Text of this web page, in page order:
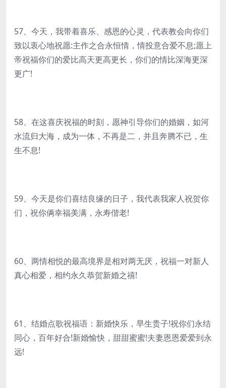
57、今天，我带着喜乐、感恩的心灵，代表教会向你们
致以衷心地祝愿:主作之合永恒情，情投意合爱不息;愿上
帝祝福你们的爱比高天更高更长，你们的情比深海更深
更广!
58、在这喜庆祝福的时刻，愿神引导你们的婚姻，如河
水流归大海，成为一体，不再是二，并且奔腾不已，生
生不息!
59、今天是你们喜结良缘的日子，我代表我家人祝贺你
们，祝你俩幸福美满，永寿偕老!
60、两情相悦的最高境界是相对两无厌，祝福一对新人
真心相爱，相约永久恭贺新婚之禧!
61、结婚点歌祝福语：新婚快乐，早生贵子!祝你们永结
同心，百年好合!新婚愉快，甜甜蜜蜜!夫妻恩恩爱爱到永
远!